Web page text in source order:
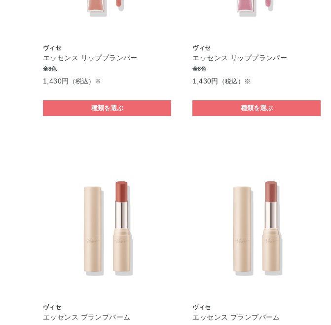
ヴィセ
エッセンス リッププランパー
全8色
1,430円 （税込）※
種類を選ぶ
ヴィセ
エッセンス リッププランパー
全8色
1,430円 （税込）※
種類を選ぶ
ヴィセ
エッセンス プランプバーム
ヴィセ
エッセンス プランプバーム